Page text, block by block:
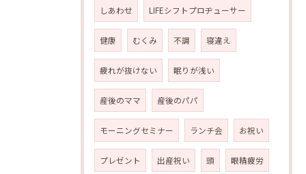
しあわせ LIFEシフトプロヂューサー
健康 むくみ 不調 寝違え
疲れが抜けない 眠りが浅い
産後のママ 産後のパパ
モーニングセミナー ランチ会 お祝い
プレゼント 出産祝い 頭 眼精疲労